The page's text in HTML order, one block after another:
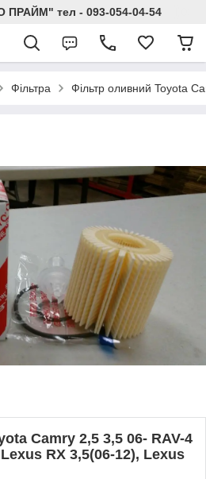
ПРАЙМ" тел - 093-054-04-54
Фільтра Фільтр оливний Toyota
Camry 2,5 3,5 06- RAV-4
RX 3,5(06-12), Lexus